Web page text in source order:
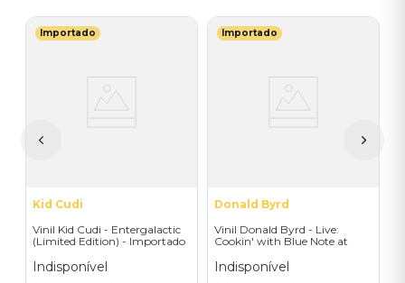
Importado
Kid Cudi
Vinil Kid Cudi - Entergalactic
(Limited Edition) - Importado
Indisponível
Importado
Donald Byrd
Vinil Donald Byrd - Live:
Cookin' with Blue Note at
Indisponível